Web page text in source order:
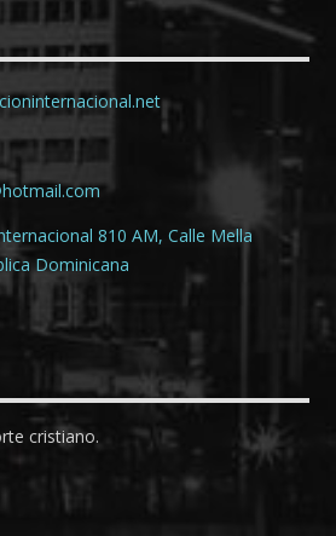
810 AM, Calle Mella
Dominicana
cristiano.